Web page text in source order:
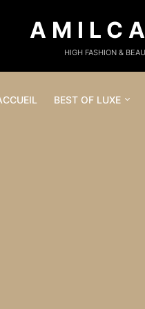
HIGH FASHION &
BEST OF LUXE